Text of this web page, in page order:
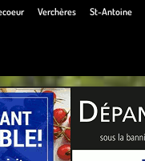
Verchères St-Antoine